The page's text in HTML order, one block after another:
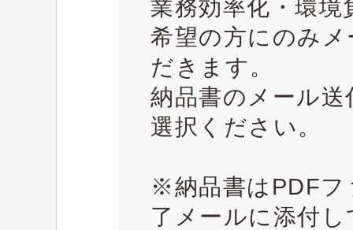
業務効率化・環
希望の方にのみ
だきます。
納品書のメール
選択ください。
※納品書はPDFフ
了メールに添付